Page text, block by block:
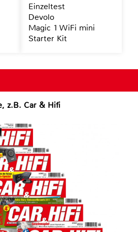
z.B. Car & Hifi
Einzeltest
Devolo
Magic 1 WiFi mini
Starter Kit